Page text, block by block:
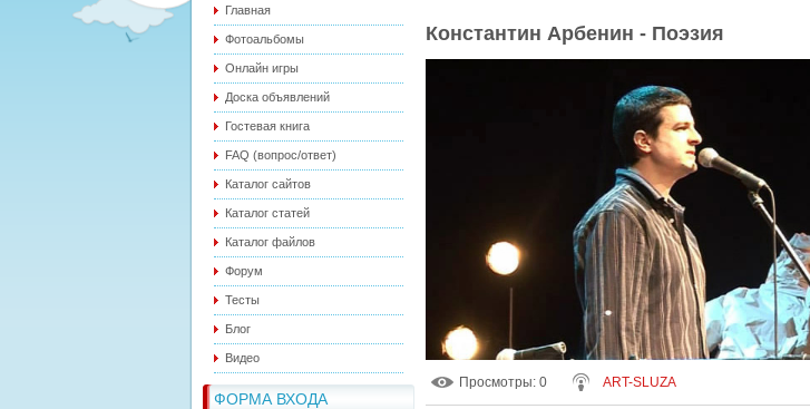
Главная
Фотоальбомы
Онлайн игры
Доска объявлений
Гостевая книга
FAQ (вопрос/ответ)
Каталог сайтов
Каталог статей
Каталог файлов
Форум
Тесты
Блог
Видео
ФОРМА ВХОДА
Константин Арбенин - Поэзия
Просмотры: 0 ART-SLUZA